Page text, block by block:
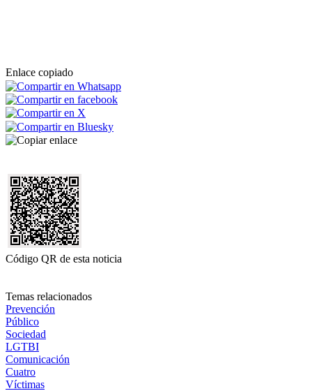
Enlace copiado
Código QR de esta noticia
Temas relacionados
Prevención
Público
Sociedad
LGTBI
Comunicación
Cuatro
Víctimas